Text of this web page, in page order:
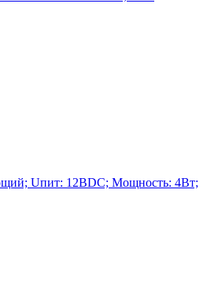
Uпит: 12ВDC; Мощность: 4Вт;